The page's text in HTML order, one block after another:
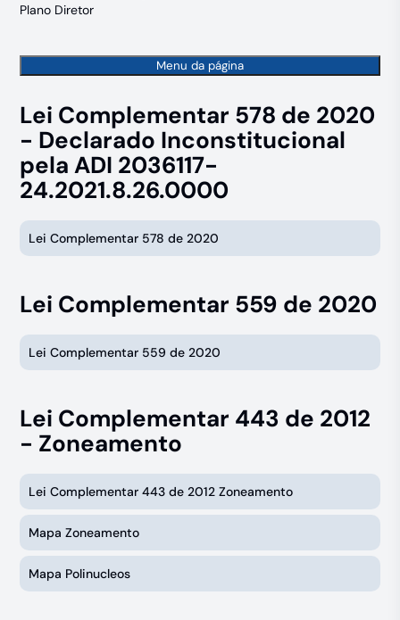
Plano Diretor
Menu da página
Lei Complementar 578 de 2020
- Declarado Inconstitucional
pela ADI 2036117-
24.2021.8.26.0000
Lei Complementar 578 de 2020
Lei Complementar 559 de 2020
Lei Complementar 559 de 2020
Lei Complementar 443 de 2012
- Zoneamento
Lei Complementar 443 de 2012 Zoneamento
Mapa Zoneamento
Mapa Polinucleos